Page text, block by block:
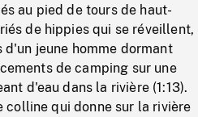
au pied de tours de haut-
de hippies qui se réveillent,
d'un jeune homme dormant
de camping sur une
d'eau dans la rivière (1:13).
qui donne sur la rivière